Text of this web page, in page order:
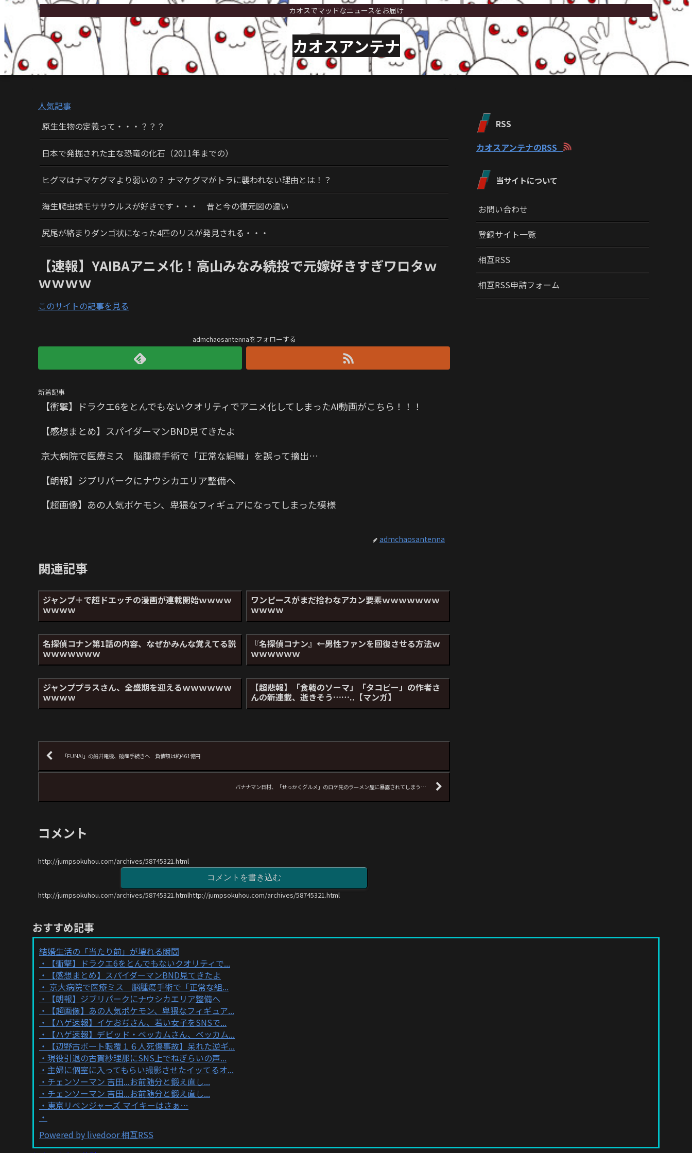
カオスでマッドなニュースをお届け
カオスアンテナ
人気記事
原生生物の定義って・・・？？？
日本で発掘された主な恐竜の化石（2011年までの）
ヒグマはナマケグマより弱いの？ ナマケグマがトラに襲われない理由とは！？
海生爬虫類モササウルスが好きです・・・ 昔と今の復元図の違い
尻尾が絡まりダンゴ状になった4匹のリスが発見される・・・
【速報】YAIBAアニメ化！高山みなみ続投で元嫁好きすぎワロタｗ
ｗｗｗｗ
このサイトの記事を見る
admchaosantennaをフォローする
新着記事
【衝撃】ドラクエ6をとんでもないクオリティでアニメ化してしまったAI動画がこちら！！！
【感想まとめ】スパイダーマンBND見てきたよ
京大病院で医療ミス 脳腫瘍手術で「正常な組織」を誤って摘出…
【朗報】ジブリパークにナウシカエリア整備へ
【超画像】あの人気ポケモン、卑猥なフィギュアになってしまった模様
admchaosantenna
関連記事
ジャンプ＋で超ドエッチの漫画が連載開始ｗｗｗｗ
ｗｗｗｗ
ワンピースがまだ拾わなアカン要素ｗｗｗｗｗｗｗ
ｗｗｗｗ
名探偵コナン第1話の内容、なぜかみんな覚えてる説
ｗｗｗｗｗｗｗ
『名探偵コナン』←男性ファンを回復させる方法ｗ
ｗｗｗｗｗｗ
ジャンププラスさん、全盛期を迎えるｗｗｗｗｗｗ
ｗｗｗｗ
【超悲報】「食戟のソーマ」「タコピー」の作者さ
んの新連載、逝きそう……..【マンガ】
「FUNAI」の船井電機、破産手続きへ 負債額は約461億円
バナナマン日村、「せっかくグルメ」のロケ先のラーメン屋に暴露されてしまう…
コメント
http://jumpsokuhou.com/archives/58745321.html
コメントを書き込む
http://jumpsokuhou.com/archives/58745321.htmlhttp://jumpsokuhou.com/archives/58745321.html
RSS
カオスアンテナのRSS
当サイトについて
お問い合わせ
登録サイト一覧
相互RSS
相互RSS申請フォーム
おすすめ記事
結婚生活の「当たり前」が壊れる瞬間
【衝撃】ドラクエ6をとんでもないクオリティで...
【感想まとめ】スパイダーマンBND見てきたよ
京大病院で医療ミス 脳腫瘍手術で「正常な組...
【朗報】ジブリパークにナウシカエリア整備へ
【超画像】あの人気ポケモン、卑猥なフィギュア...
【ハゲ速報】イケおぢさん、若い女子をSNSで...
【ハゲ速報】デビッド・ベッカムさん、ベッカム...
【辺野古ボート転覆１６人死傷事故】呆れた逆ギ...
現役引退の古賀紗理那にSNS上でねぎらいの声...
主婦に個室に入ってもらい撮影させたイッてるオ...
チェンソーマン 吉田...お前随分と鍛え直し...
チェンソーマン 吉田...お前随分と鍛え直し...
東京リベンジャーズ マイキーはさぁ…
Powered by livedoor 相互RSS